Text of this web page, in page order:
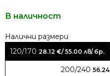
В наличност
120/170 28.12 €/ 55.00 лв./ бр.
200/240 56.24
Alternative: